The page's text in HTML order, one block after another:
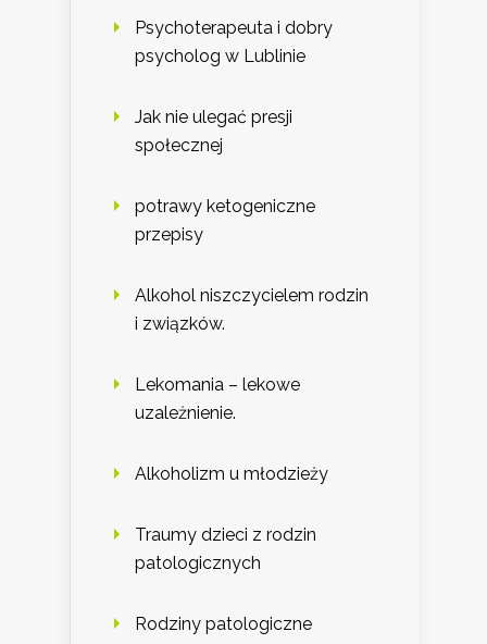
Psychoterapeuta i dobry
psycholog w Lublinie
Jak nie ulegać presji
społecznej
potrawy ketogeniczne
przepisy
Alkohol niszczycielem rodzin
i związków.
Lekomania – lekowe
uzależnienie.
Alkoholizm u młodzieży
Traumy dzieci z rodzin
patologicznych
Rodziny patologiczne